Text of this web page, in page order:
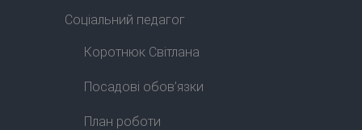
Соціальний педагог
Коротнюк Світлана
Посадові обов’язки
План роботи